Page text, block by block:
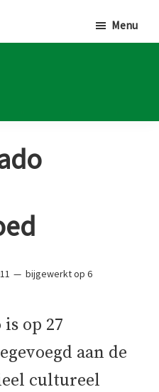
Menu
bijgewerkt op 6
op 27
aan de
cultureel